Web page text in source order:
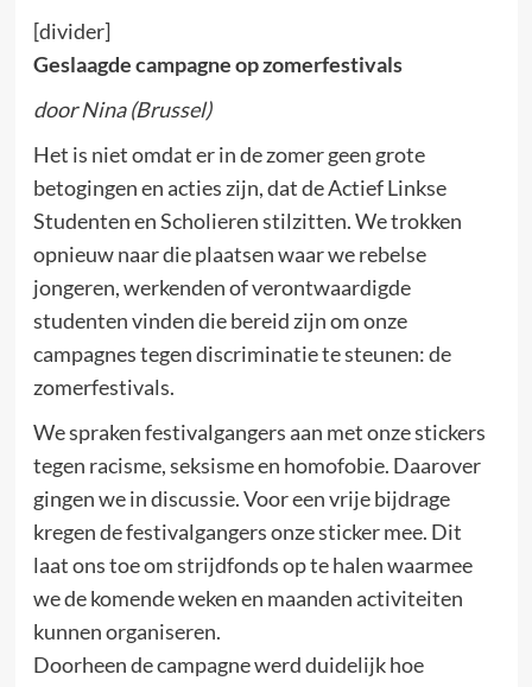
[divider]
Geslaagde campagne op zomerfestivals
door Nina (Brussel)
Het is niet omdat er in de zomer geen grote
betogingen en acties zijn, dat de Actief Linkse
Studenten en Scholieren stilzitten. We trokken
opnieuw naar die plaatsen waar we rebelse
jongeren, werkenden of verontwaardigde
studenten vinden die bereid zijn om onze
campagnes tegen discriminatie te steunen: de
zomerfestivals.
We spraken festivalgangers aan met onze stickers
tegen racisme, seksisme en homofobie. Daarover
gingen we in discussie. Voor een vrije bijdrage
kregen de festivalgangers onze sticker mee. Dit
laat ons toe om strijdfonds op te halen waarmee
we de komende weken en maanden activiteiten
kunnen organiseren.
Doorheen de campagne werd duidelijk hoe